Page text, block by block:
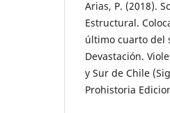
Arias, P. (2018).
Estructural.
último cuarto del
Devastación.
y Sur de Chile
Prohistoria